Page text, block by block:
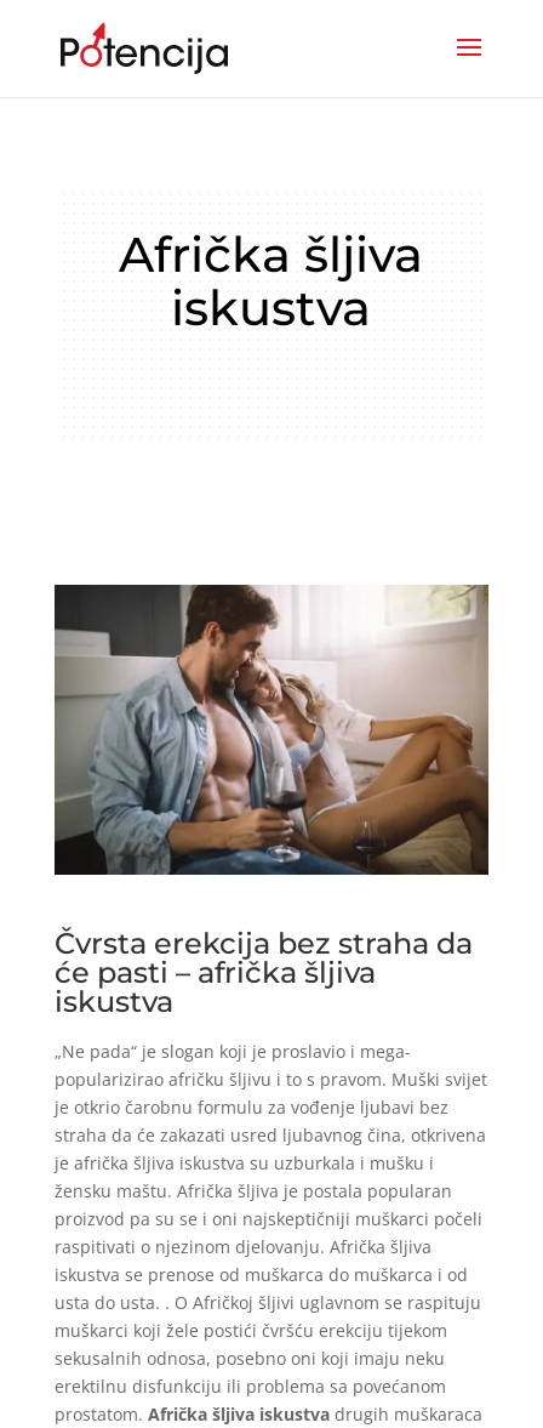
Afrička šljiva
iskustva
Čvrsta erekcija bez straha da
će pasti – afrička šljiva
iskustva
„Ne pada“ je slogan koji je proslavio i mega-
popularizirao afričku šljivu i to s pravom. Muški svijet
je otkrio čarobnu formulu za vođenje ljubavi bez
straha da će zakazati usred ljubavnog čina, otkrivena
je afrička šljiva iskustva su uzburkala i mušku i
žensku maštu. Afrička šljiva je postala popularan
proizvod pa su se i oni najskeptičniji muškarci počeli
raspitivati o njezinom djelovanju. Afrička šljiva
iskustva se prenose od muškarca do muškarca i od
usta do usta. . O Afričkoj šljivi uglavnom se raspituju
muškarci koji žele postići čvršću erekciju tijekom
sekusalnih odnosa, posebno oni koji imaju neku
erektilnu disfunkciju ili problema sa povećanom
prostatom. Afrička šljiva iskustvadrugih muškaraca